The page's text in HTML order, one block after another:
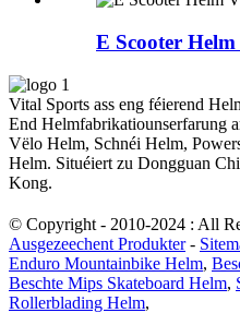
E Scooter Helm
Vital Sports ass eng féierend
End Helmfabrikatiounserfarung
Vëlo Helm, Schnéi Helm,
Helm. Situéiert zu Dongguan
Kong.
© Copyright - 2010-2024 : All
Ausgezeechent Produkter-
Enduro Mountainbike Helm,
Beschte Mips Skateboard Helm,
Rollerblading Helm,